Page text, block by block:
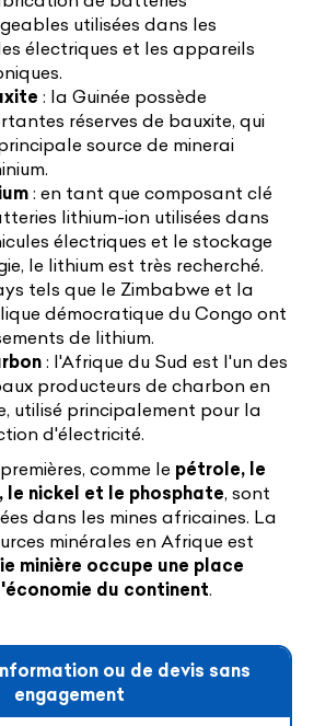
utilisées dans les
électriques et les appareils
: la Guinée possède
réserves de bauxite, qui
source de minerai
: en tant que composant clé
lithium-ion utilisées dans
électriques et le stockage
le lithium est très recherché.
tels que le Zimbabwe et la
démocratique du Congo ont
de lithium.
: l'Afrique du Sud est l'un des
producteurs de charbon en
utilisé principalement pour la
d'électricité.
comme le pétrole, le
le nickel et le phosphate, sont
dans les mines africaines. La
minérales en Afrique est
minière occupe une place
du continent.
ou de devis sans
engagement